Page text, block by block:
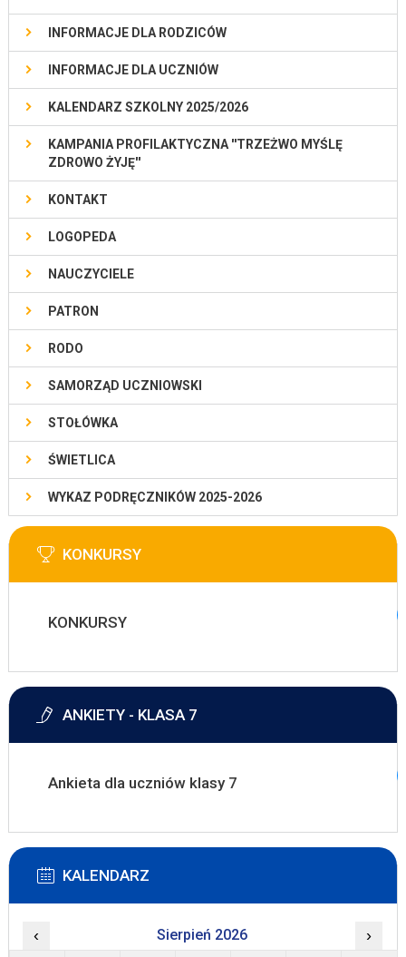
INFORMACJE DLA RODZICÓW
INFORMACJE DLA UCZNIÓW
KALENDARZ SZKOLNY 2025/2026
KAMPANIA PROFILAKTYCZNA ''TRZEŻWO MYŚLĘ
ZDROWO ŻYJĘ''
KONTAKT
LOGOPEDA
NAUCZYCIELE
PATRON
RODO
SAMORZĄD UCZNIOWSKI
STOŁÓWKA
ŚWIETLICA
WYKAZ PODRĘCZNIKÓW 2025-2026
KONKURSY
KONKURSY
ANKIETY - KLASA 7
Ankieta dla uczniów klasy 7
KALENDARZ
‹ Sierpień 2026 ›